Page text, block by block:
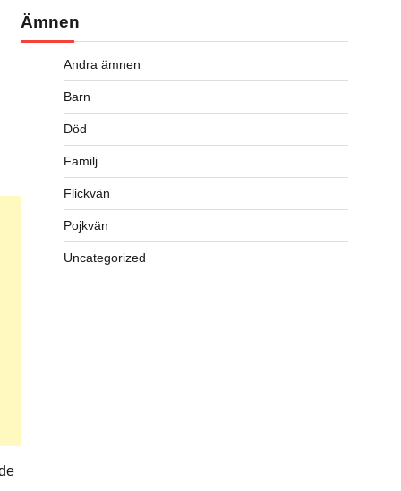
Ämnen
Andra ämnen
Barn
Död
Familj
Flickvän
Pojkvän
Uncategorized